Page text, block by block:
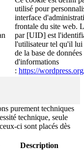
utilisé pour
interface
frontale du site web.
par [UID] est
l'utilisateur tel qu'il lui
de la base de
d'informations
: https://
purement techniques
technique, seule
ci sont placés dès
Description